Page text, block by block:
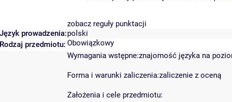
zobacz reguły punktacji
Język prowadzenia:polski
Rodzaj przedmiotu: Obowiązkowy
Wymagania wstępne:znajomość języka na
Forma i warunki zaliczenia:zaliczenie z oceną
Założenia i cele przedmiotu: